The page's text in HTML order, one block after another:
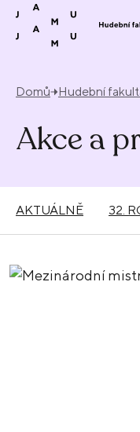
Přeskočit na
Domů Hudební
Akce a
AKTUÁLNĚ 32.